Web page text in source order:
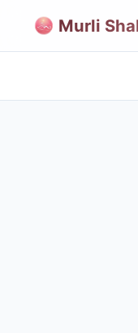
Murli